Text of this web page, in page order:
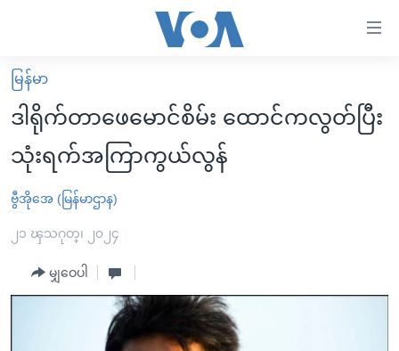
လွယ်ကူ
စေ
သည့်
Link
များ
ပင်မ
မူလစာမျက်နှာ
မြန်မာ
ကမ္ဘာ့သတင်းများ
နိုင်ငံတကာ
အစ္စရေး-ပါလက်စတိုင်း
ဗွီဒီယို
အင်္ဂလိပ်စာလေ့လာမယ်
အမေရိကန်သုံးအီဒီယံ
အပတ်စဉ်ကဏ္ဍများ
မြန်မာ
ဒါရိုက်တာဖေမောင်စိမ်း ထောင်ကလွတ်ပြီး
သုံးရက်အကြာကွယ်လွန်
ဗွီအိုအေ (မြန်မာဌာန)
၂၁ ၾသဂုတ္၊ ၂၀၂၄
မျှဝေပါ